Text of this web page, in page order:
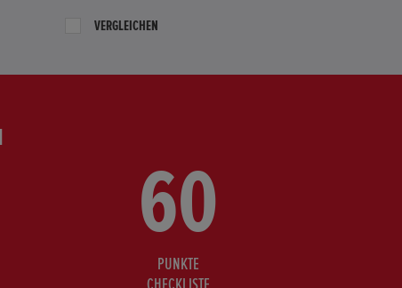
VERGLEICHEN
60
PUNKTE